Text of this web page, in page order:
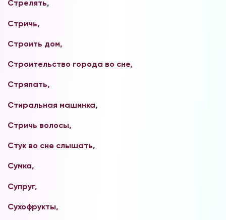
Стрелять,
Стричь,
Строить дом,
Строительство города во сне,
Стряпать,
Стиральная машинка,
Стричь волосы,
Стук во сне слышать,
Сумка,
Супруг,
Сухофрукты,